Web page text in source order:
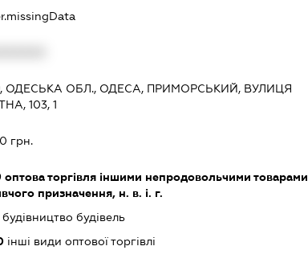
ОДЕСЬКА ОБЛ., ОДЕСА, ПРИМОРСЬКИЙ, ВУЛИЦЯ
103, 1
грн.
оптова торгівля іншими непродовольчими товарами
призначення, н. в. і. г.
будівництво будівель
інші види оптової торгівлі